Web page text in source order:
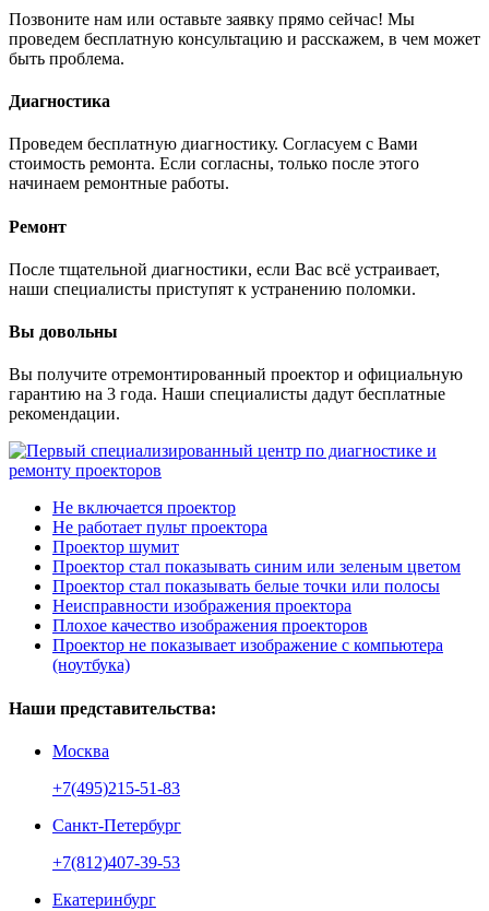
Позвоните нам или оставьте заявку прямо сейчас! Мы
проведем бесплатную консультацию и расскажем, в чем может
быть проблема.
Диагностика
Проведем бесплатную диагностику. Согласуем с Вами
стоимость ремонта. Если согласны, только после этого
начинаем ремонтные работы.
Ремонт
После тщательной диагностики, если Вас всё устраивает,
наши специалисты приступят к устранению поломки.
Вы довольны
Вы получите отремонтированный проектор и официальную
гарантию на 3 года. Наши специалисты дадут бесплатные
рекомендации.
Не включается проектор
Не работает пульт проектора
Проектор шумит
Проектор стал показывать синим или зеленым цветом
Проектор стал показывать белые точки или полосы
Неисправности изображения проектора
Плохое качество изображения проекторов
Проектор не показывает изображение с компьютера
(ноутбука)
Наши представительства:
Москва
+7(495)215-51-83
Санкт-Петербург
+7(812)407-39-53
Екатеринбург